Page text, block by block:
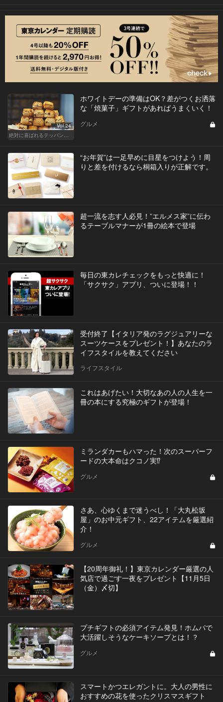
Vol.24
絶対に喜ばれるテッパン手土産
ホワイトデーの準備はOK？差がつくお洒落
な「焼菓子」ギフトがあればうまくいく！
グルメ
“お年賀”は一足早めに目星をつけよう！周
りと差を付けるなら桐箱入りが正解です。
超一流を志す人必見！”エルメス家”に伝わ
るテーブルマナーが1冊の絵本で登場
毎日の東カレチェックをもっと快適に！
「サクサク」アプリ、ついに登場！！
受付終了【イタリア発のラグジュアリーな
スーツケースをプレゼント！】あなたのラ
イフスタイルを教えてください
ライフスタイル
これはあげたい！大切なあの人の人生を一
冊の本にする究極のギフトが登場！
ミランダカーもハマった！次のスーパーフ
ードの大本命はクコノ実⁉︎
グルメ
さあ、心ゆくまで迷うべし！「大丸松坂
屋」のお中元ギフト、22アイテムを厳選紹
介！
グルメ
【20周年御礼！】東京カレンダー厳選の人
気店で過ごす一夜をプレゼント【11月5日
（金）〆切】
プチギフトの必須アイテム発見！ホムパで
大活躍しそうなケーキソープとは！？
グルメ
スマートかつエレガントに。大人の男性に
おすすめの花を使ったクリスマスギフト